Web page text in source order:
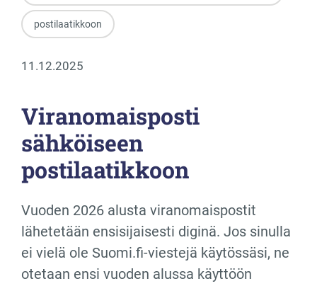
postilaatikkoon
11.12.2025
Viranomaisposti
sähköiseen
postilaatikkoon
Vuoden 2026 alusta viranomaispostit
lähetetään ensisijaisesti diginä. Jos sinulla
ei vielä ole Suomi.fi-viestejä käytössäsi, ne
otetaan ensi vuoden alussa käyttöön